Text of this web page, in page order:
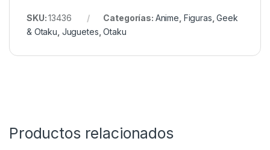
SKU:13436 Categorías: Anime Figuras ,Geek
& Otaku Juguetes ,Otaku
Productos relacionados